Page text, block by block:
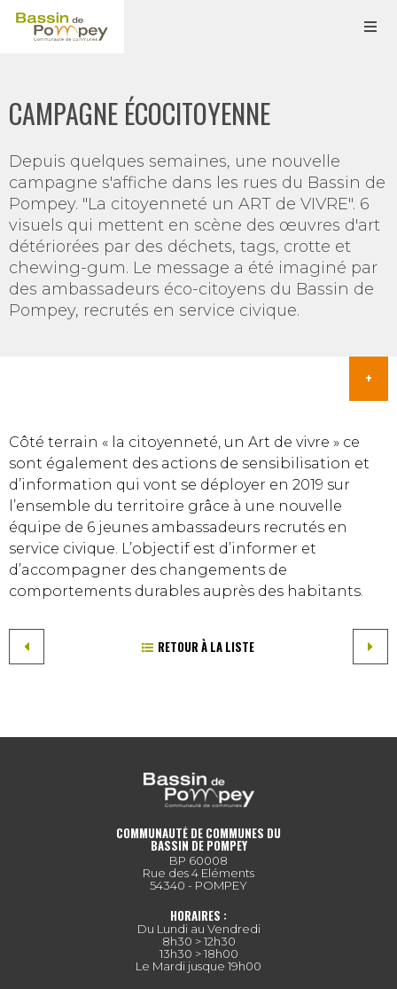
CAMPAGNE ÉCOCITOYENNE
Depuis quelques semaines, une nouvelle
campagne s'affiche dans les rues du Bassin de
Pompey. "La citoyenneté un ART de VIVRE". 6
visuels qui mettent en scène des œuvres d'art
détériorées par des déchets, tags, crotte et
chewing-gum. Le message a été imaginé par
des ambassadeurs éco-citoyens du Bassin de
Pompey, recrutés en service civique.
Côté terrain « la citoyenneté, un Art de vivre » ce
sont également des actions de sensibilisation et
d’information qui vont se déployer en 2019 sur
l’ensemble du territoire grâce à une nouvelle
équipe de 6 jeunes ambassadeurs recrutés en
service civique. L’objectif est d’informer et
d’accompagner des changements de
comportements durables auprès des habitants.
RETOUR À LA LISTE
COMMUNAUTÉ DE COMMUNES DU
BASSIN DE POMPEY
BP 60008
Rue des 4 Eléments
54340 - POMPEY
HORAIRES :
Du Lundi au Vendredi
8h30 > 12h30
13h30 > 18h00
Le Mardi jusque 19h00